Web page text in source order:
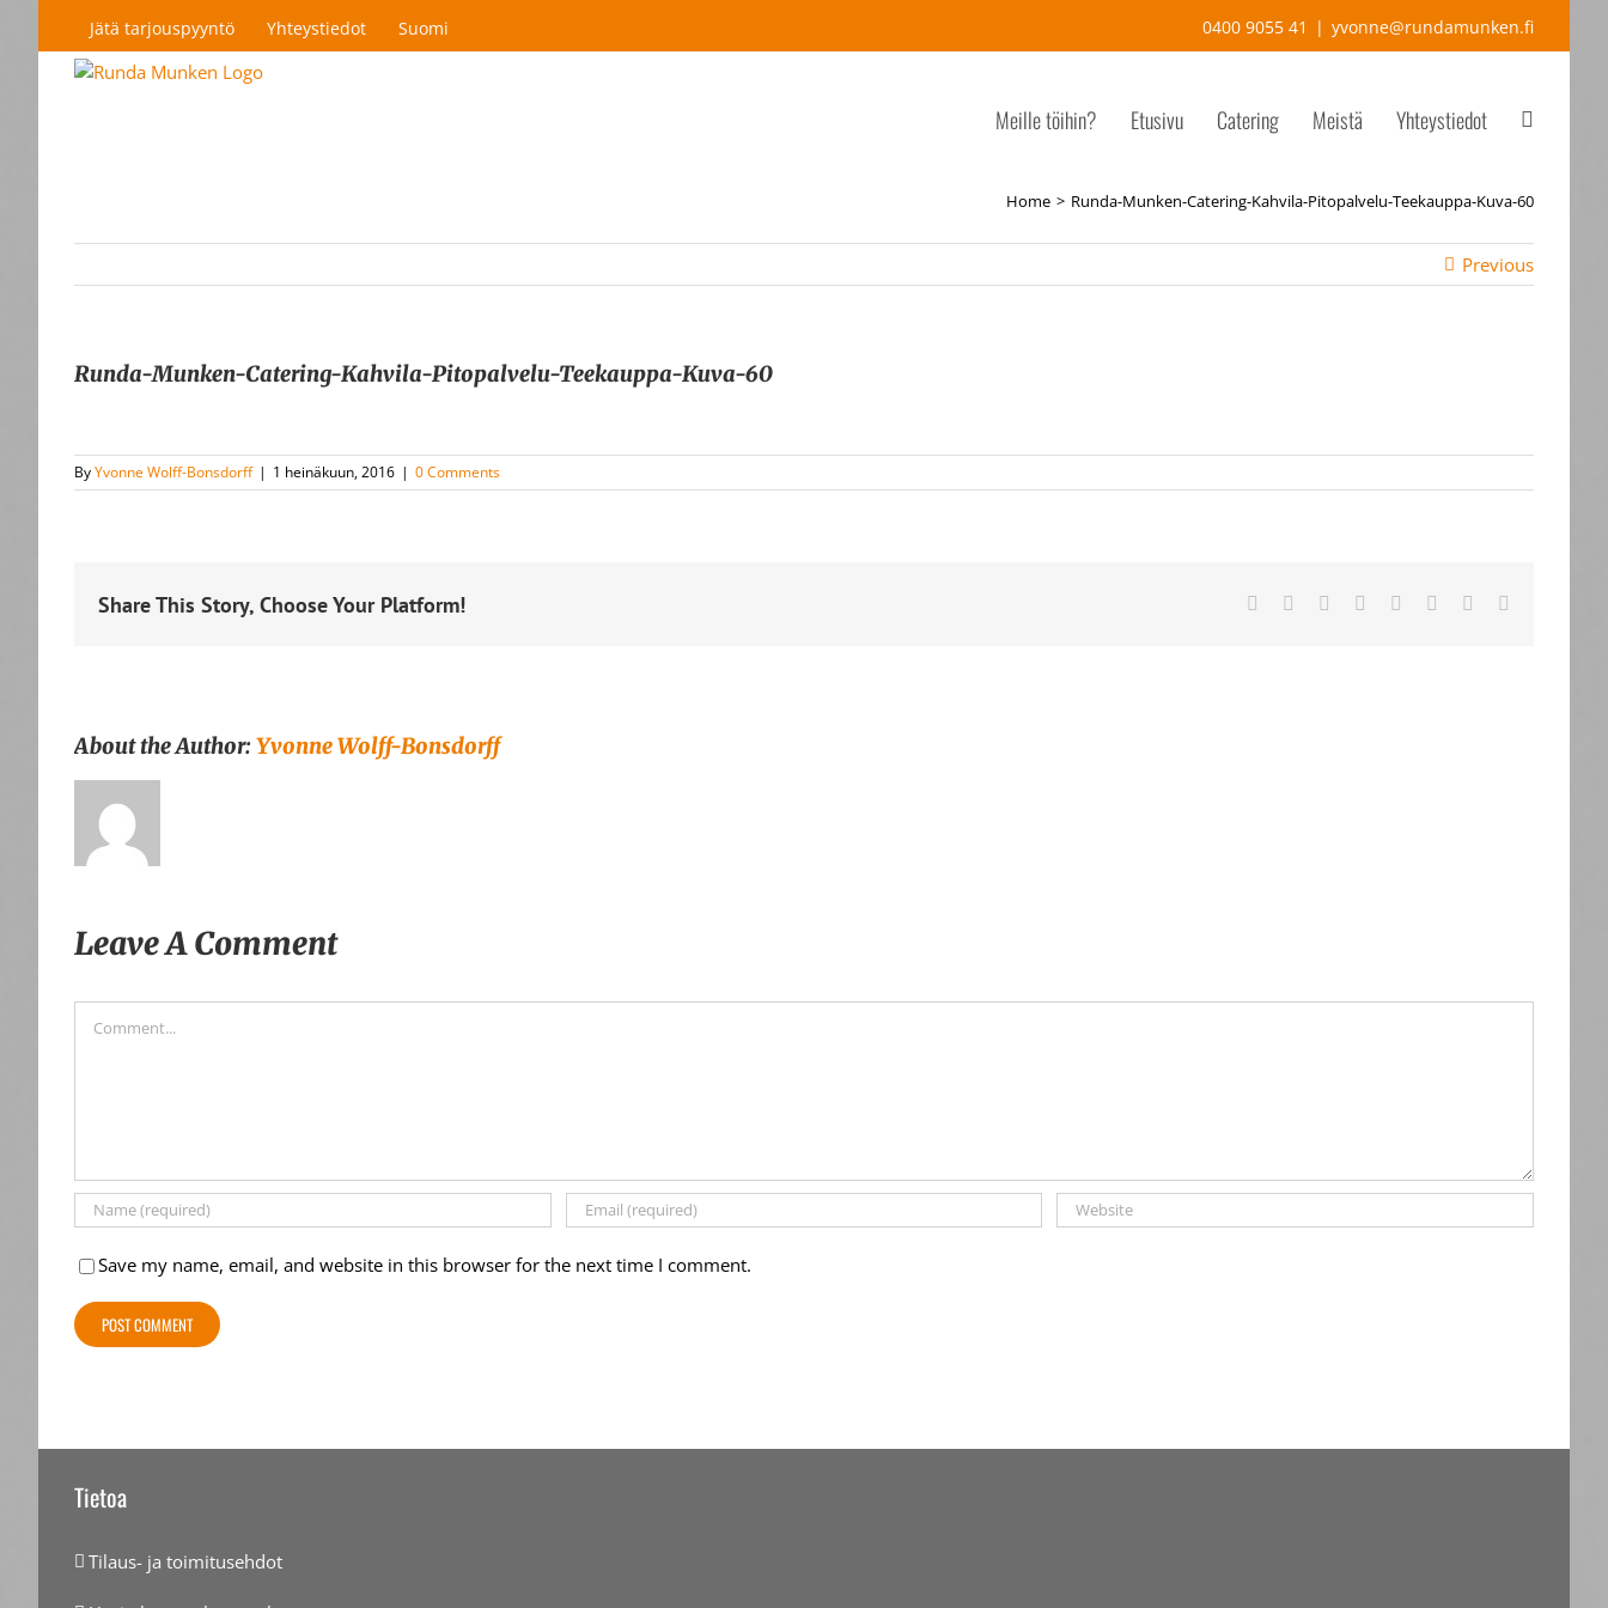
Jätä tarjouspyyntö Yhteystiedot Suomi 0400 9055 41 | yvonne@rundamunken.fi
Meille töihin? Etusivu Catering Meistä Yhteystiedot
Home Runda-Munken-Catering-Kahvila-Pitopalvelu-Teekauppa-Kuva-60
Previous
Runda-Munken-Catering-Kahvila-Pitopalvelu-Teekauppa-Kuva-60
ByYvonne Wolff-Bonsdorff | 1 heinäkuun, 2016 | 0 Comments
Share This Story, Choose Your Platform! Facebook Reddit LinkedIn
TumblrPinterest
About the Author:Yvonne Wolff-Bonsdorff
Leave A Comment
Save my name, email, and website in this browser for the next time I comment.
Tietoa
Tilaus- ja toimitusehdot